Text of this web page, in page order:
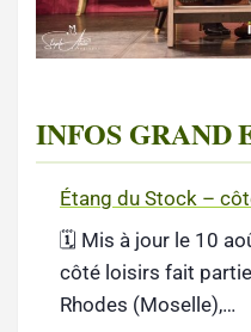
INFOS GRAND
Étang du Stock –
🗓️ Mis à jour le 10
côté loisirs fait
Rhodes (Moselle),…